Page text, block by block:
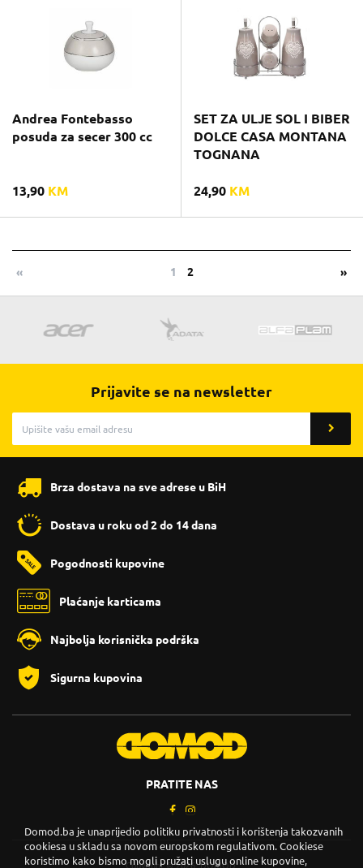
Andrea Fontebasso
posuda za secer 300 cc
13,90 KM
SET ZA ULJE SOL I BIBER
DOLCE CASA MONTANA
TOGNANA
24,90 KM
« 1 2 »
Prijavite se na newsletter
Brza dostava na sve adrese u BiH
Dostava u roku od 2 do 14 dana
Pogodnosti kupovine
Plaćanje karticama
Najbolja korisnička podrška
Sigurna kupovina
PRATITE NAS
Copyright © 2026. DOMOD.
Domod.ba je unaprijedio politiku privatnosti i korištenja takozvanih
cookiesa u skladu sa novom europskom regulativom. Cookiese
koristimo kako bismo mogli pružati uslugu online kupovine,